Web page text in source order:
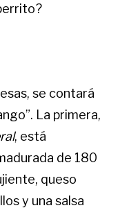
se contará
La primera,
, está
de 180
queso
y una salsa